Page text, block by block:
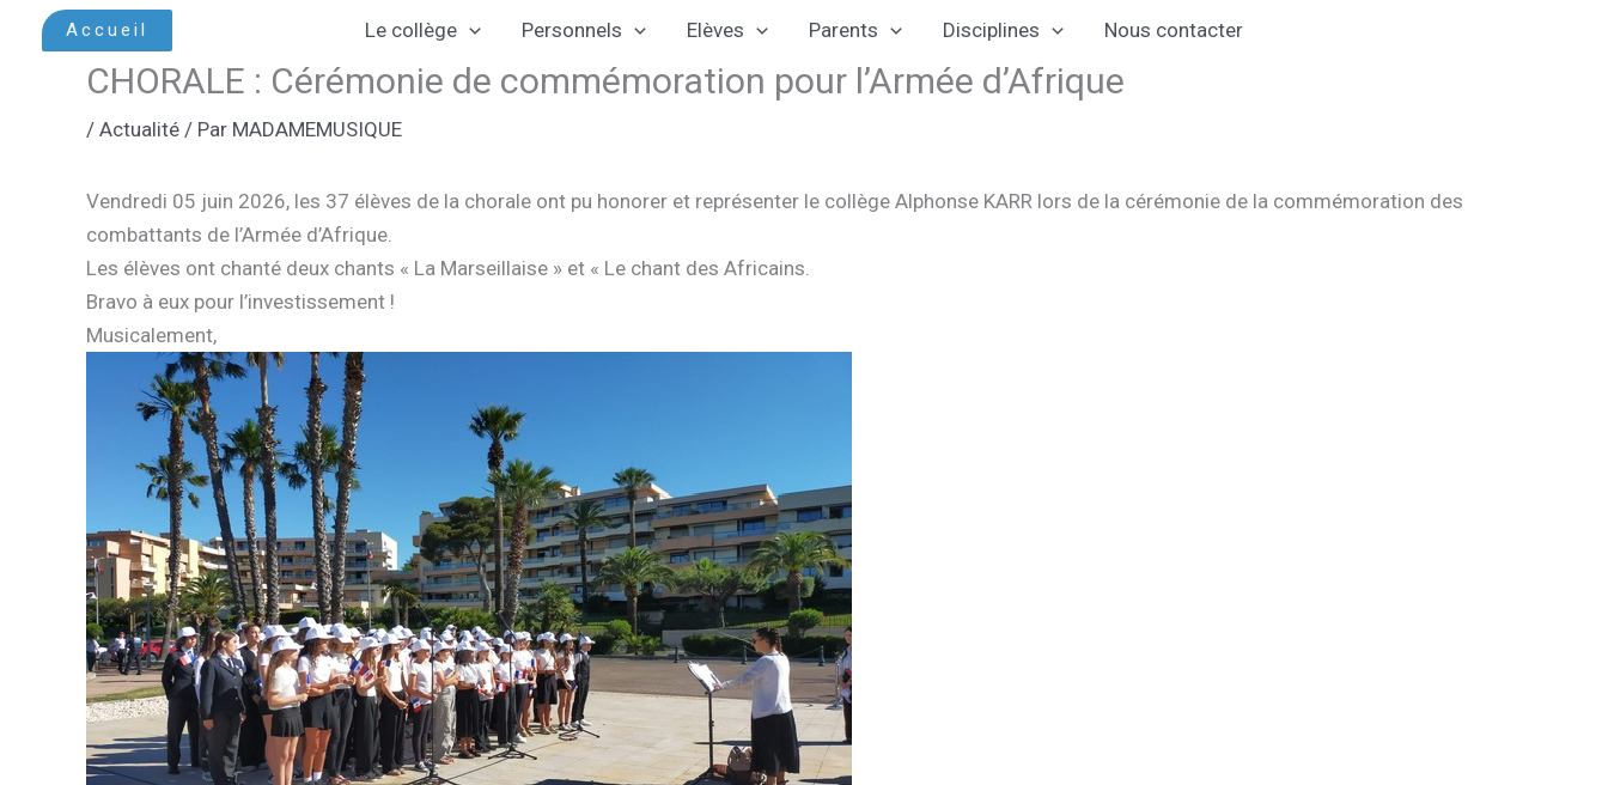
Accueil Le collège Personnels Elèves Parents Disciplines Nous contacter
CHORALE : Cérémonie de commémoration pour l’Armée d’Afrique
/ Actualité / Par MADAMEMUSIQUE
Vendredi 05 juin 2026, les 37 élèves de la chorale ont pu honorer et représenter le collège Alphonse KARR lors de la cérémonie de la commémoration des
combattants de l’Armée d’Afrique.
Les élèves ont chanté deux chants « La Marseillaise » et « Le chant des Africains.
Bravo à eux pour l’investissement !
Musicalement,